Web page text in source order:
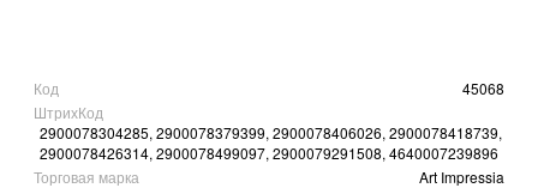
Код
45068
ШтрихКод
2900078304285, 2900078379399, 2900078406026, 2900078418739,
2900078426314, 2900078499097, 2900079291508, 4640007239896
Торговая марка
Art Impressia